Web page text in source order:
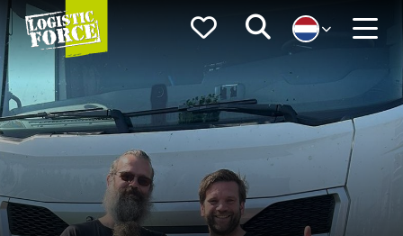
Logistic
Force
FavorietenZoeken